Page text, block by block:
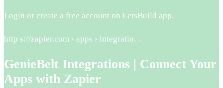
Login or create a free account on LetsBuild app.
http s://zapier.com › apps › integratio…
GenieBelt Integrations | Connect Your
Apps with Zapier